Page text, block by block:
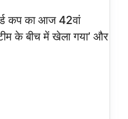
कप का आज 42वां
के बीच में खेला गया’ और